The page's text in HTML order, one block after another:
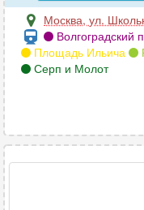
плечевой кости
поджелудочной
пояснично-
Москва, ул.
Волгоградский
Площадь Ильича
Серп и Молот